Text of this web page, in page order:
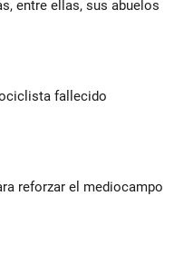
entre ellas, sus abuelos
fallecido
reforzar el mediocampo